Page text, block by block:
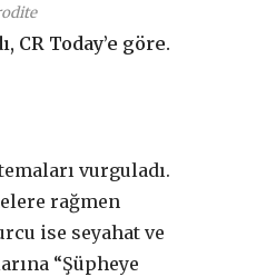
CR Today’e göre.
vurguladı.
rağmen
ise seyahat ve
“Şüpheye